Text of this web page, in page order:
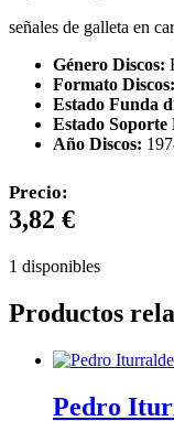
señales de galleta en
Género Discos:
Formato Discos:
Estado Funda
Estado Soporte
Año Discos:
Precio:
3,82 €
1 disponibles
Productos
Pedro